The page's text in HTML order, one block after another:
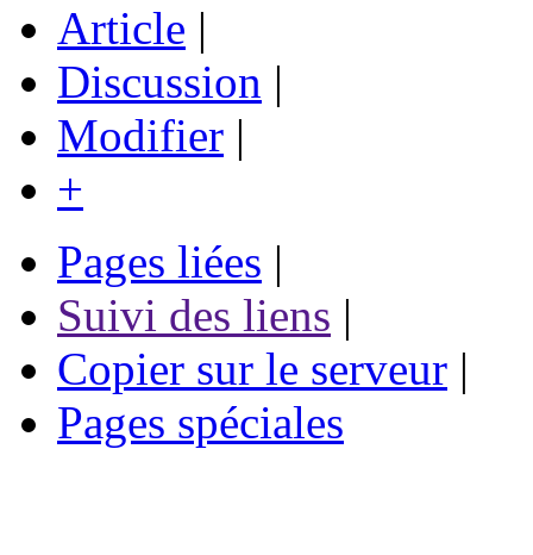
Article |
Discussion |
Modifier |
+
Pages liées |
Suivi des liens |
Copier sur le serveur |
Pages spéciales